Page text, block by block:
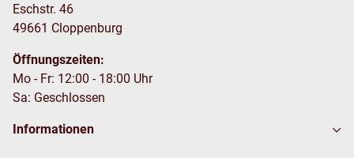
Eschstr. 46
49661 Cloppenburg
Öffnungszeiten:
Mo - Fr: 12:00 - 18:00 Uhr
Sa: Geschlossen
Informationen